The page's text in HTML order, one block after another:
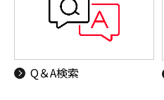
Q＆A検索